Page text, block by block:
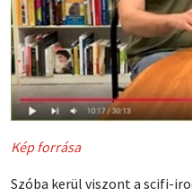
Kép forrása
Szóba kerül viszont a scifi-